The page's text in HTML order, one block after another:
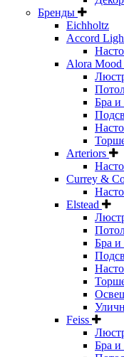
Бренды
Eichholtz
Accord
Alora Mood
Бра и
Arteriors
Currey &
Elstead
Бра и
Feiss
Бра и